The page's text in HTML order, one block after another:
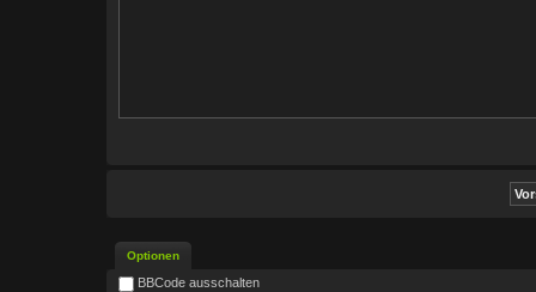
Optionen
BBCode ausschalten